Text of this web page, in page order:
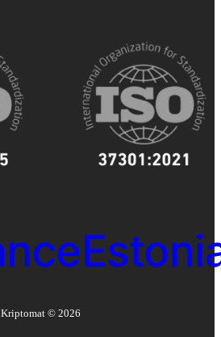
Kriptomat © 2026